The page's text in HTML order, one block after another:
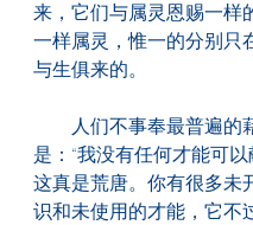
来，它们与属灵恩赐一样
一样属灵，惟一的分别只
与生俱来的。
人们不事奉最普遍的
是：“我没有任何才能可以
这真是荒唐。你有很多未
识和未使用的才能，它不